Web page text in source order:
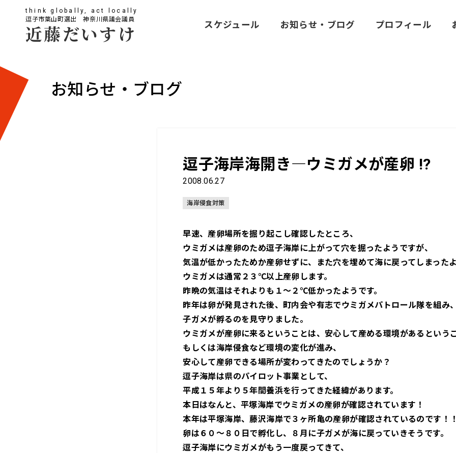
think globally, act locally
逗子市葉山町選出 神奈川県議会議員
近藤だいすけ スケジュール お知らせ・ブログ プロフィール
お知らせ・ブログ
逗子海岸海開き―ウミガメが産卵 !?
2008.06.27
海岸侵食対策
早速、産卵場所を掘り起こし確認したところ、
ウミガメは産卵のため逗子海岸に上がって穴を掘ったようですが、
気温が低かったためか産卵せずに、また穴を埋めて海に戻ってしまったよ
ウミガメは通常２３℃以上産卵します。
昨晩の気温はそれよりも１～２℃低かったようです。
昨年は卵が発見された後、町内会や有志でウミガメパトロール隊を組み、
子ガメが孵るのを見守りました。
ウミガメが産卵に来るということは、安心して産める環境があるというこ
もしくは海岸侵食など環境の変化が進み、
安心して産卵できる場所が変わってきたのでしょうか？
逗子海岸は県のパイロット事業として、
平成１５年より５年間養浜を行ってきた経緯があります。
本日はなんと、平塚海岸でウミガメの産卵が確認されています！
本年は平塚海岸、藤沢海岸で３ヶ所亀の産卵が確認されているのです！！
卵は６０～８０日で孵化し、８月に子ガメが海に戻っていきそうです。
逗子海岸にウミガメがもう一度戻ってきて、